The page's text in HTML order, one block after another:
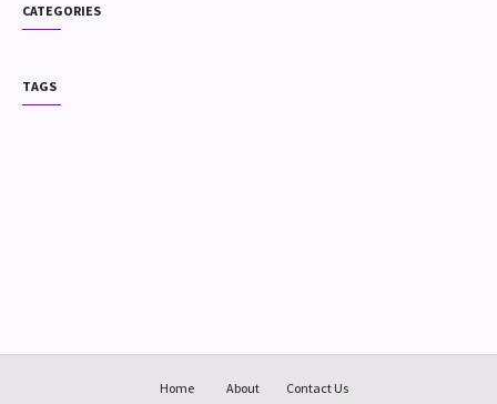
CATEGORIES
TAGS
Home About Contact Us